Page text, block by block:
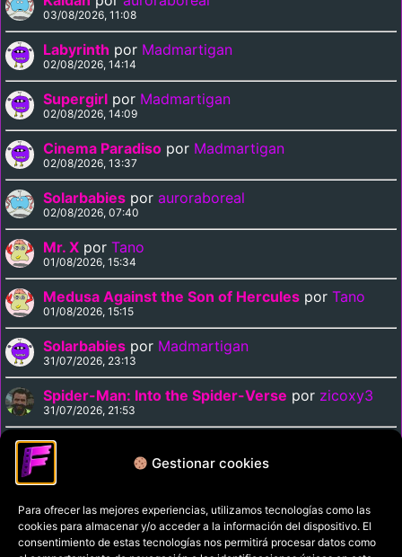
Gestionar cookies
Para ofrecer las mejores experiencias, utilizamos tecnologías como las
cookies para almacenar y/o acceder a la información del dispositivo. El
consentimiento de estas tecnologías nos permitirá procesar datos como
03/08/2026, 11:08
Labyrinth por Madmartigan
02/08/2026, 14:14
Supergirl por Madmartigan
02/08/2026, 14:09
Cinema Paradiso por Madmartigan
02/08/2026, 13:37
Solarbabies por auroraboreal
02/08/2026, 07:40
Mr. X por Tano
01/08/2026, 15:34
Medusa Against the Son of Hercules por Tano
01/08/2026, 15:15
Solarbabies por Madmartigan
31/07/2026, 23:13
Spider-Man: Into the Spider-Verse por zicoxy3
31/07/2026, 21:53
Arrival
31/07/2026, 21:33
Política de privacidad
Términos y condiciones